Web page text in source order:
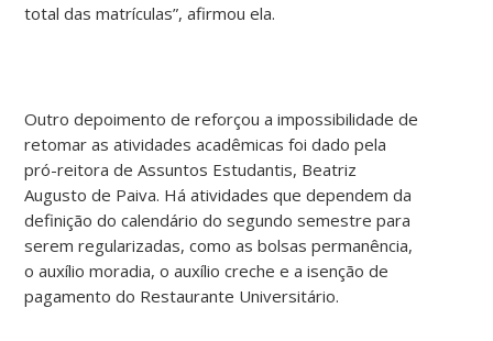
total das matrículas”, afirmou ela.
Outro depoimento de reforçou a impossibilidade de
retomar as atividades acadêmicas foi dado pela
pró-reitora de Assuntos Estudantis, Beatriz
Augusto de Paiva. Há atividades que dependem da
definição do calendário do segundo semestre para
serem regularizadas, como as bolsas permanência,
o auxílio moradia, o auxílio creche e a isenção de
pagamento do Restaurante Universitário.